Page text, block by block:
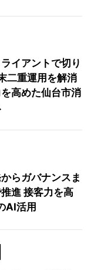
イアントで切り
二重運用を解消
高めた仙台市消
らガバナンスま
進 接客力を高
AI活用